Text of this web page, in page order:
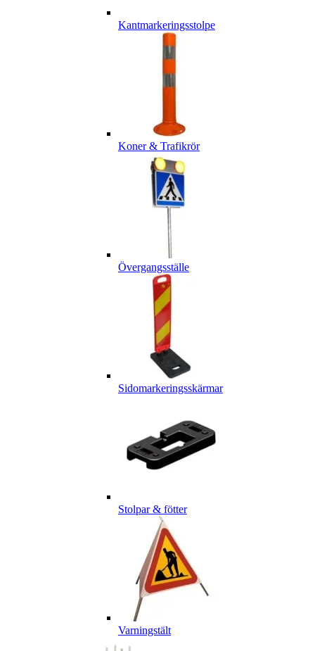
Kantmarkeringsstolpe
Koner & Trafikrör
Övergangsställe
Sidomarkeringsskärmar
Stolpar & fötter
Varningstält